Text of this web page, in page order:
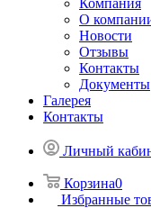
Компания
О
Новости
Отзывы
Контакты
Документы
Галерея
Контакты
Личный
Корзина0
Избранные